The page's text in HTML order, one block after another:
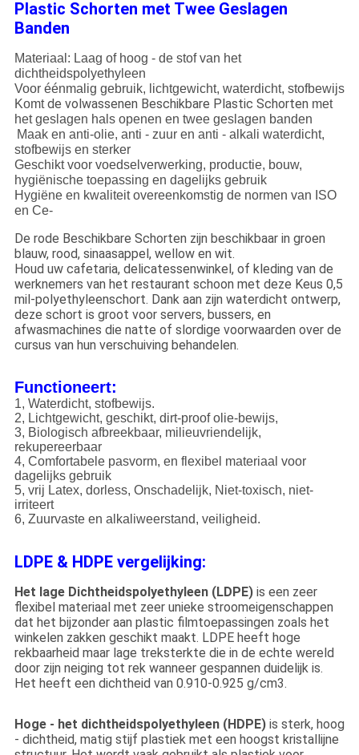
Plastic Schorten met Twee Geslagen
Banden
Materiaal: Laag of hoog - de stof van het
dichtheidspolyethyleen
Voor éénmalig gebruik, lichtgewicht, waterdicht, stofbewijs
Komtde volwassenen Beschikbare Plastic Schorten met
het geslagen hals openen en twee geslagen banden
Maak en anti-olie, anti - zuur en anti - alkali waterdicht,
stofbewijs en sterker
Geschikt voor voedselverwerking, productie, bouw,
hygiënische toepassing en dagelijks gebruik
Hygiëne en kwaliteit overeenkomstig de normen van ISO
en Ce-
De rode Beschikbare Schorten zijn beschikbaar in groen
blauw, rood, sinaasappel, wellow en wit.
Houd uw cafetaria, delicatessenwinkel, of kleding van de
werknemers van het restaurant schoon met deze Keus 0,5
mil-polyethyleenschort. Dank aan zijn waterdicht ontwerp,
deze schort is groot voor servers, bussers, en
afwasmachines die natte of slordige voorwaarden over de
cursus van hun verschuiving behandelen.
Functioneert:
1, Waterdicht, stofbewijs.
2, Lichtgewicht, geschikt, dirt-proof olie-bewijs,
3, Biologisch afbreekbaar, milieuvriendelijk,
rekupereerbaar
4, Comfortabele pasvorm, en flexibel materiaal voor
dagelijks gebruik
5, vrij Latex, dorless, Onschadelijk, Niet-toxisch, niet-
irriteert
6, Zuurvaste en alkaliweerstand, veiligheid.
LDPE & HDPE vergelijking:
Het lage Dichtheidspolyethyleen (LDPE)is een zeer
flexibel materiaal met zeer unieke stroomeigenschappen
dat het bijzonder aan plastic filmtoepassingen zoals het
winkelen zakken geschikt maakt. LDPE heeft hoge
rekbaarheid maar lage treksterkte die in de echte wereld
door zijn neiging tot rek wanneer gespannen duidelijk is.
Het heeft een dichtheid van 0.910-0.925 g/cm3.
Hoge - het dichtheidspolyethyleen (HDPE)is sterk, hoog
- dichtheid, matig stijf plastiek met een hoogst kristallijne